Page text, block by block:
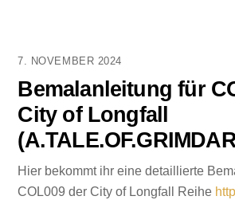
7. NOVEMBER 2024
Bemalanleitung für
City of Longfall
Hier bekommt ihr eine detaillierte
COL009 der City of Longfall Reihe